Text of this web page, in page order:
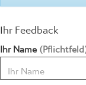
Ihr Feedback
Ihr Name